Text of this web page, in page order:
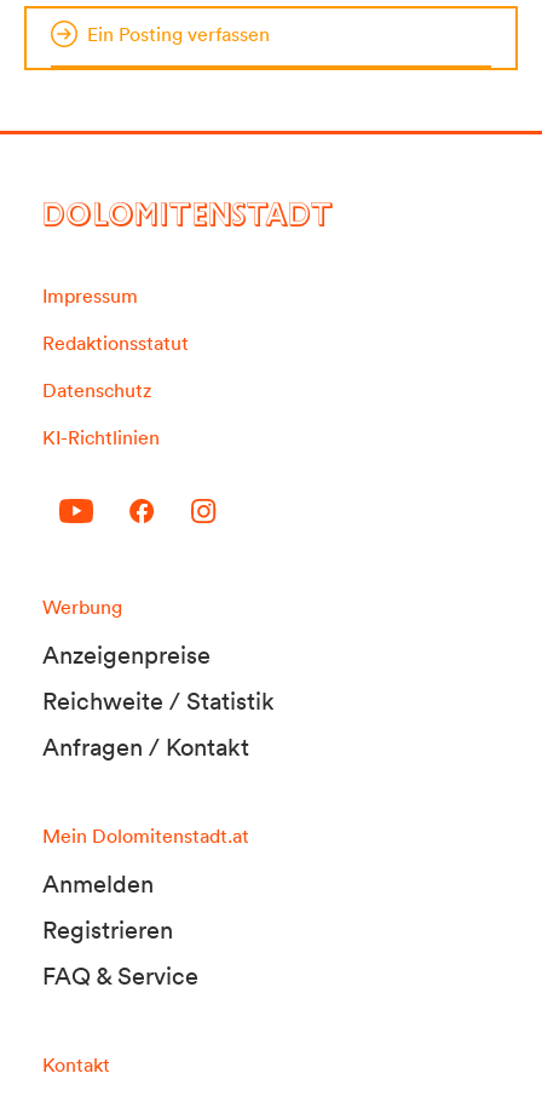
Ein Posting verfassen
DOLOMITENSTADT
Impressum
Redaktionsstatut
Datenschutz
KI-Richtlinien
Werbung
Anzeigenpreise
Reichweite / Statistik
Anfragen / Kontakt
Mein Dolomitenstadt.at
Anmelden
Registrieren
FAQ & Service
Kontakt